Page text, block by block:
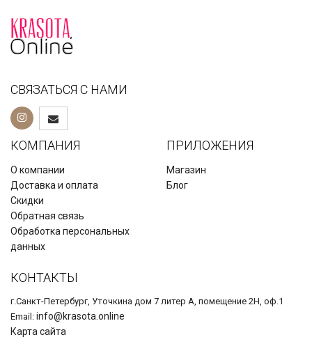
СВЯЗАТЬСЯ С НАМИ
КОМПАНИЯ
О компании
Доставка и оплата
Скидки
Обратная связь
Обработка персональных
данных
ПРИЛОЖЕНИЯ
Магазин
Блог
КОНТАКТЫ
г.Санкт-Петербург, Уточкина дом 7 литер А, помещение 2Н, оф.1
Email: info@krasota.online
Карта сайта